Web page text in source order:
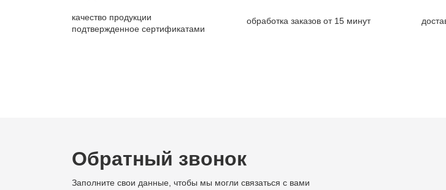
качество продукции
подтвержденное сертификатами
обработка заказов от 15 минут
Обратный звонок
Заполните свои данные, чтобы мы могли связаться с вами